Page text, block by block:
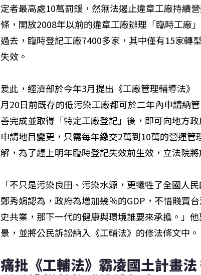
定者最高處10萬罰鍰，然無法遏止違章工廠持續
條，開放2008年以前的違章工廠辦理「臨時工廠
過去，臨時登記工廠7400多家，其中僅有15家轉
失效。
爰此，經濟部於今年3月提出《工廠管理輔導法
月20日前既存的低污染工廠都可於二年內申請納
善完成並取得「特定工廠登記」後，即可向地方
申請地目變更，只需每年繳交2萬到10萬的營運
解，為了趕上明年臨時登記失效前生效，立法院
「不只是污染良田、污染水源，更犧牲了全國人
鄭秀娟認為，政府為增加幾％的GDP，不惜賤賣
史共業，那下一代的健康與環境誰要來承擔。」
景，並將公民訴訟納入《工輔法》的修法條文中。
痛批《工輔法》霸凌國土計畫